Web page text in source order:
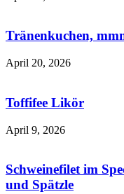
Tränenkuchen,
April 20, 2026
Toffifee Likör
April 9, 2026
Schweinefilet im
und Spätzle